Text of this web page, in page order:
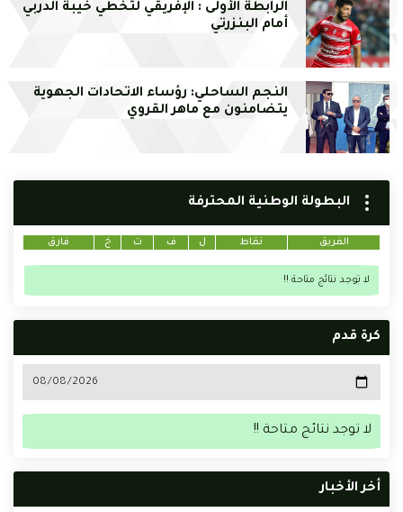
الرابطة الأولى : الإفريقي لتخطي خيبة الدربي
أمام البنزرتي
النجم الساحلي: رؤساء الاتحادات الجهوية
يتضامنون مع ماهر القروي
البطولة الوطنية المحترفة
الفريق نقاط ل ف ت خ فارق
لا توجد نتائج متاحة !!
كرة قدم
لا توجد نتائج متاحة !!
أخر الأخبار